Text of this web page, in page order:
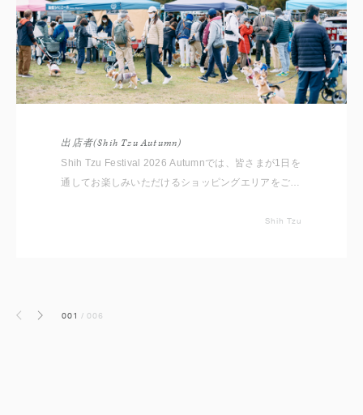
出店者(Shih Tzu Autumn)
Shih Tzu Festival 2026 Autumnでは、皆さまが1日を
通してお楽しみいただけるショッピングエリアをご用
をご紹介いたしますので事前にチェックしてください
Shih Tzu
前へ 次へ 001 /006